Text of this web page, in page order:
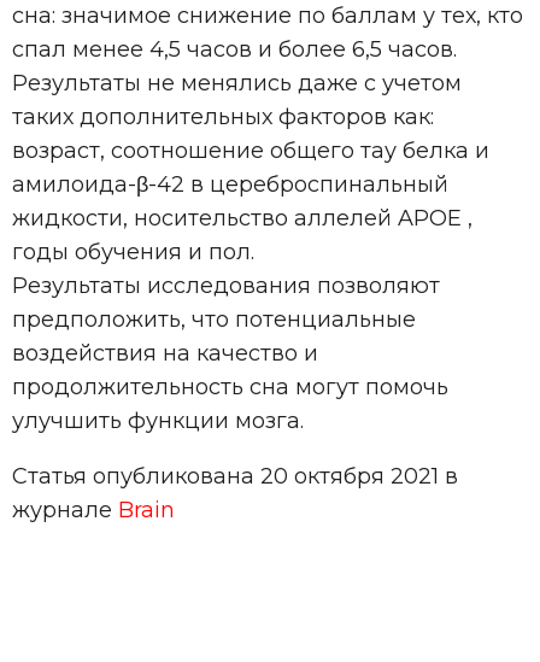
сна: значимое снижение по баллам у тех, кто
спал менее 4,5 часов и более 6,5 часов.
Результаты не менялись даже с учетом
таких дополнительных факторов как:
возраст, соотношение общего тау белка и
амилоида-β-42 в цереброспинальный
жидкости, носительство аллелей APOE ,
годы обучения и пол.
Результаты исследования позволяют
предположить, что потенциальные
воздействия на качество и
продолжительность сна могут помочь
улучшить функции мозга.
Статья опубликована 20 октября 2021 в
журнале Brain